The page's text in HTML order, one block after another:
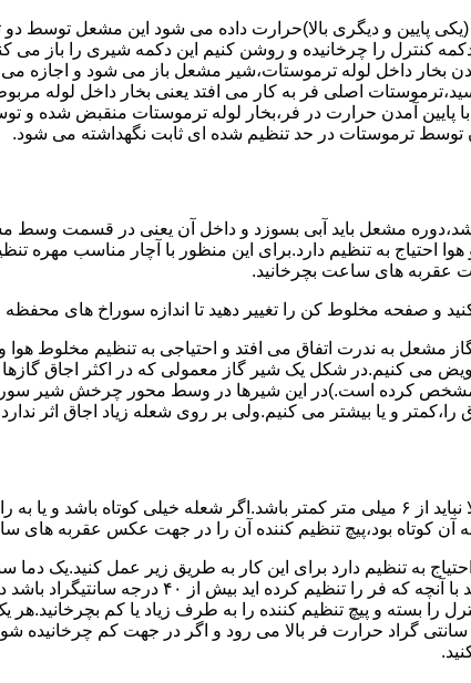
پایین و دیگری بالا)حرارت داده می شود این مشعل توسط
را چرخانیده و روشن کنیم این دکمه شیری را باز می کند
داخل لوله ترموستات،شیر مشعل باز می شود و اجازه
اصلی فر به کار می افتد یعنی بخار داخل لوله
پایین آمدن حرارت در فر،بخار لوله ترموستات منقبض شده و
ترموستات در حد تنظیم شده ای ثابت نگهداشته می شود.
به تنظیم دارد.برای این منظور با آچار مناسب مهره
عقربه های ساعت بچرخانید.
کنید و صفحه مخلوط کن را تغییر دهید تا اندازه سوراخ های
مشعل به ندرت اتفاق می افتد و احتیاجی به تنظیم مخلوط
می کنیم.در شکل یک شیر گاز معمولی که در اکثر اجاق
کرده است.)در این شیرها در وسط محور چرخش شیر
را،کمتر و یا بیشتر می کنیم.ولی بر روی شعله زیاد اجاق اثر
رنگ شعله پیلوت باید آبی باشد و طول شعله پیلوت معمولا نباید از ۶ میلی متر
آن کوتاه بود،پیچ تنظیم کننده آن را در جهت عکس عقربه های
۱۰ تا ۲۰ دقیقه اختلاف درجه ای که